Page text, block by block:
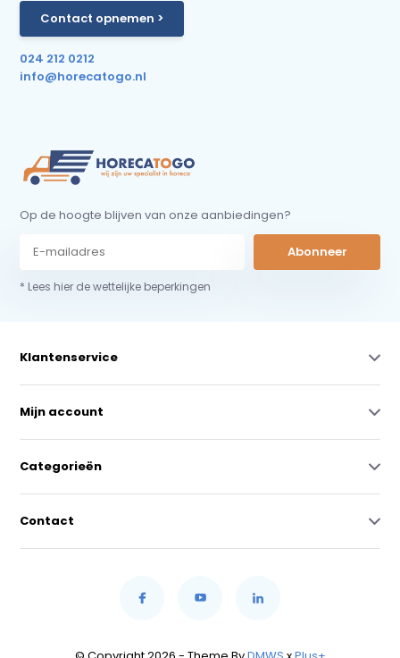
Contact opnemen >
024 212 0212
info@horecatogo.nl
Op de hoogte blijven van onze aanbiedingen?
Abonneer
* Lees hier de wettelijke beperkingen
Klantenservice
Mijn account
Categorieën
Contact